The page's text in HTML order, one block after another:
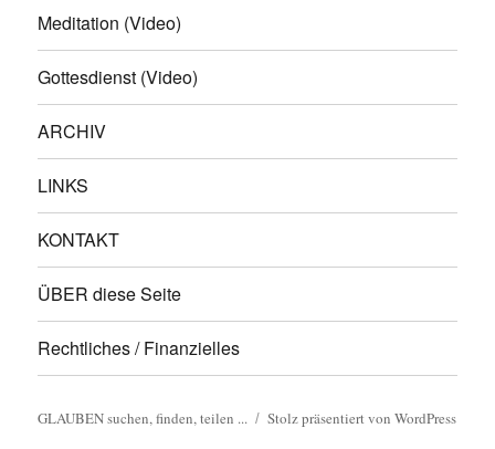
Meditation (Video)
Gottesdienst (Video)
ARCHIV
LINKS
KONTAKT
ÜBER diese Seite
Rechtliches / Finanzielles
GLAUBEN suchen, finden, teilen ... Stolz präsentiert von WordPress